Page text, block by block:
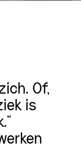
Of,
is